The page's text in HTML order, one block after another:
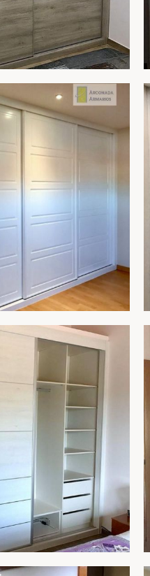
AMPLIAR
AMPLIAR